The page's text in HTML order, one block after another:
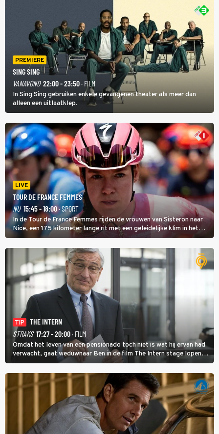
PREMIERE
SING SING
VANAVOND 22:00 - 23:50· FILM
In Sing Sing gebruiken enkele gevangenen theater als meer dan
alleen een uitlaatklep.
LIVE
TOUR DE FRANCE FEMMES
NU 15:45 - 18:00· SPORT
In de Tour de France Femmes rijden de vrouwen van Sisteron naar
Nice, een 175 kilometer lange rit met een geleidelijke klim in het
midden. Dat is mogelijk niet de zwaarste hindernis, dat is de
temperatuur. Het kan in Nice namelijk bloedheet worden.
TIP
THE INTERN
STRAKS 17:27 - 20:00· FILM
Omdat het leven van een pensionado toch niet is wat hij ervan had
verwacht, gaat weduwnaar Ben in de film The Intern stage lopen
bij de hippe webwinkel van Jules, wat een gouden zet blijkt te zijn.